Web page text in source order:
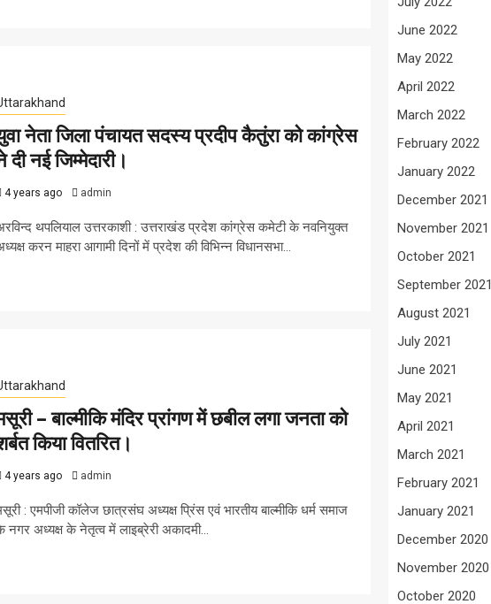
नेता जिला पंचायत सदस्य प्रदीप कैतुंरा को कांग्रेस
दी नई जिम्मेदारी।
4 years ago admin
थपलियाल उत्तरकाशी : उत्तराखंड प्रदेश कांग्रेस कमेटी के नवनियुक्त
करन माहरा आगामी दिनों में प्रदेश की विभिन्न विधानसभा...
– बाल्मीकि मंदिर प्रांगण में छबील लगा जनता को
किया वितरित।
4 years ago admin
: एमपीजी कॉलेज छात्रसंघ अध्यक्ष प्रिंस एवं भारतीय बाल्मीकि धर्म समाज
नगर अध्यक्ष के नेतृत्व में लाइब्रेरी अकादमी...
June 2022
May 2022
April 2022
March 2022
February 2022
January 2022
December 2021
November 2021
October 2021
September 2021
August 2021
July 2021
June 2021
May 2021
April 2021
March 2021
February 2021
January 2021
December 2020
November 2020
October 2020